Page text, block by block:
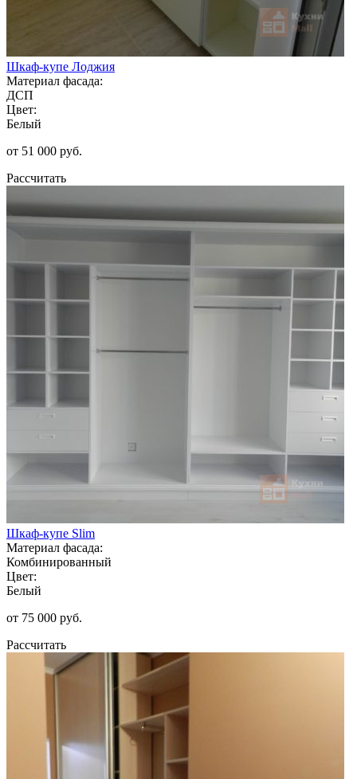
Шкаф-купе Лоджия
Материал фасада:
ДСП
Цвет:
Белый
от 51 000 руб.
Рассчитать
Шкаф-купе Slim
Материал фасада:
Комбинированный
Цвет:
Белый
от 75 000 руб.
Рассчитать